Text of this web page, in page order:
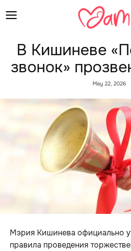
В Кишиневе
звонок»
May 22, 2026
Мэрия Кишинева официально
правила проведения